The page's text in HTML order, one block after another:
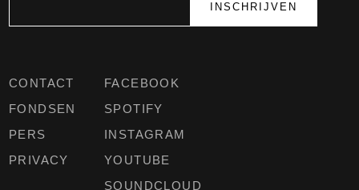
CONTACT
FONDSEN
PERS
PRIVACY
FACEBOOK
SPOTIFY
INSTAGRAM
YOUTUBE
SOUNDCLOUD